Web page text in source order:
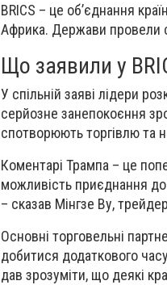
BRICS – це об’єднання
Африка. Держави провели
Що заявили у
У спільній заяві лідери
серйозне занепокоєння
спотворюють торгівлю та
Коментарі Трампа – це
можливість приєднання до
– сказав Мінгзе Ву,
Основні торговельні
добитися додаткового
дав зрозуміти, що деякі